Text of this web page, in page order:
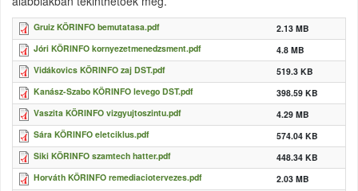
Gruiz KÖRINFO bemutatasa.pdf
2.13 MB
Jóri KÖRINFO kornyezetmenedzsment.pdf
4.8 MB
Vidákovics KÖRINFO zaj DST.pdf
519.3 KB
Kanász-Szabo KÖRINFO levego DST.pdf
398.59 KB
Vaszita KÖRINFO vizgyujtoszintu.pdf
4.29 MB
Sára KÖRINFO eletciklus.pdf
574.04 KB
Siki KÖRINFO szamtech hatter.pdf
448.34 KB
Horváth KÖRINFO remediaciotervezes.pdf
2.03 MB